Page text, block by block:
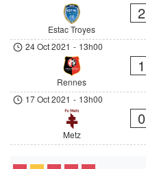
Estac Troyes
2
24 Oct 2021 - 13h00
Rennes
1
17 Oct 2021 - 13h00
Metz
0